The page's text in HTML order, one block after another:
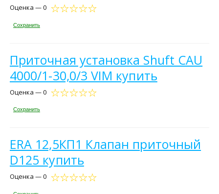
Оценка — 0
Сохранить
Приточная установка Shuft CAU
4000/1-30,0/3 VIM купить
Оценка — 0
Сохранить
ERA 12,5КП1 Клапан приточный
D125 купить
Оценка — 0